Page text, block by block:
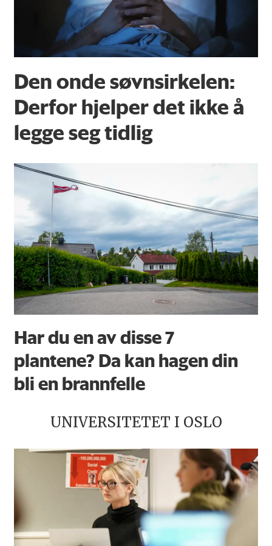
Den onde søvnsirkelen:
Derfor hjelper det ikke å
legge seg tidlig
Har du en av disse 7
plantene? Da kan hagen din
bli en brannfelle
UNIVERSITETET I OSLO